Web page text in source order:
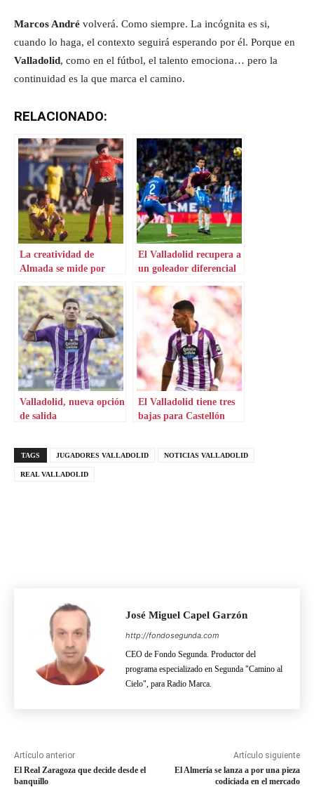
Marcos André volverá. Como siempre. La incógnita es si,
cuando lo haga, el contexto seguirá esperando por él. Porque en
Valladolid, como en el fútbol, el talento emociona… pero la
continuidad es la que marca el camino.
RELACIONADO:
La creatividad de
Almada se mide por
El Valladolid recupera a
un goleador diferencial
Valladolid, nueva opción
de salida
El Valladolid tiene tres
bajas para Castellón
TAGS JUGADORES VALLADOLID NOTICIAS VALLADOLID
REAL VALLADOLID
José Miguel Capel Garzón
http://fondosegunda.com
CEO de Fondo Segunda. Productor del
programa especializado en Segunda "Camino al
Cielo", para Radio Marca.
Artículo anterior
El Real Zaragoza que decide desde el
banquillo
Artículo siguiente
El Almería se lanza a por una pieza
codiciada en el mercado